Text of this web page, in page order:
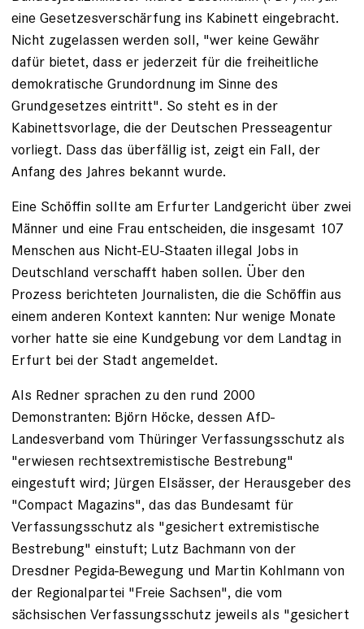
eine Gesetzesverschärfung ins Kabinett eingebracht.
Nicht zugelassen werden soll, "wer keine Gewähr
dafür bietet, dass er jederzeit für die freiheitliche
demokratische Grundordnung im Sinne des
Grundgesetzes eintritt". So steht es in der
Kabinettsvorlage, die der Deutschen Presseagentur
vorliegt. Dass das überfällig ist, zeigt ein Fall, der
Anfang des Jahres bekannt wurde.
Eine Schöffin sollte am Erfurter Landgericht über zwei
Männer und eine Frau entscheiden, die insgesamt 107
Menschen aus Nicht-EU-Staaten illegal Jobs in
Deutschland verschafft haben sollen. Über den
Prozess berichteten Journalisten, die die Schöffin aus
einem anderen Kontext kannten: Nur wenige Monate
vorher hatte sie eine Kundgebung vor dem Landtag in
Erfurt bei der Stadt angemeldet.
Als Redner sprachen zu den rund 2000
Demonstranten: Björn Höcke, dessen AfD-
Landesverband vom Thüringer Verfassungsschutz als
"erwiesen rechtsextremistische Bestrebung"
eingestuft wird; Jürgen Elsässer, der Herausgeber des
"Compact Magazins", das das Bundesamt für
Verfassungsschutz als "gesichert extremistische
Bestrebung" einstuft; Lutz Bachmann von der
Dresdner Pegida-Bewegung und Martin Kohlmann von
der Regionalpartei "Freie Sachsen", die vom
sächsischen Verfassungsschutz jeweils als "gesichert